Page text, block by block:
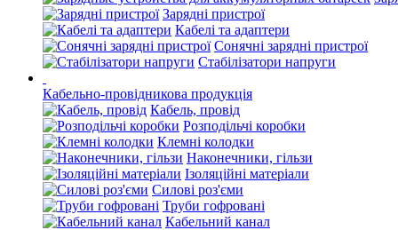
Зарядні пристрої
Кабелі та адаптери
Сонячні зарядні пристрої
Стабілізатори напруги
Кабельно-провідникова продукція
Кабель, провід
Розподільчі коробки
Клемні колодки
Наконечники, гільзи
Ізоляційні матеріали
Силові роз'єми
Труби гофровані
Кабельний канал